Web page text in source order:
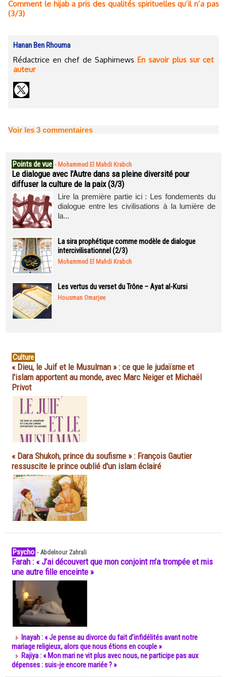
Comment le hijab a pris des qualités spirituelles qu’il n’a pas
(3/3)
Hanan Ben Rhouma
Rédactrice en chef de SaphirnewsEn savoir plus sur cet
auteur
Voir les 3 commentaires
Points de vue - Mohammed El Mahdi Krabch
Le dialogue avec l’Autre dans sa pleine diversité pour
diffuser la culture de la paix (3/3)
Lire la première partie ici : Les fondements du
dialogue entre les civilisations à la lumière de
la...
La sira prophétique comme modèle de dialogue
intercivilisationnel (2/3)
Mohammed El Mahdi Krabch
Les vertus du verset du Trône – Ayat al-Kursi
Housman Omarjee
Culture
« Dieu, le Juif et le Musulman » : ce que le judaïsme et
l'islam apportent au monde, avec Marc Neiger et Michaël
Privot
« Dara Shukoh, prince du soufisme » : François Gautier
ressuscite le prince oublié d'un islam éclairé
Psycho -Abdelnour Zahrali
Farah : « J’ai découvert que mon conjoint m’a trompée et mis
une autre fille enceinte »
Inayah : « Je pense au divorce du fait d’infidélités avant notre
mariage religieux, alors que nous étions en couple »
Rajiya : « Mon mari ne vit plus avec nous, ne participe pas aux
dépenses : suis-je encore mariée ? »